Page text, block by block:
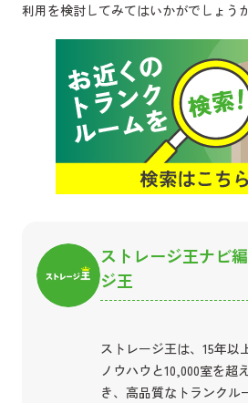
利用を検討してみてはいかがでしょうか
ストレージ王ナビ
ジ王
ストレージ王は、15年以
ノウハウと10,000室を超
き、高品質なトランクル